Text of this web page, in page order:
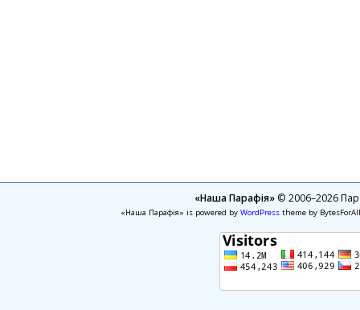
«Наша Парафія»© 2006–2026
«Наша Парафія» is powered by WordPresstheme by